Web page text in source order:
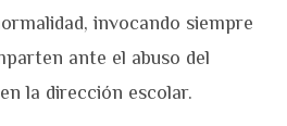
invocando siempre
ante el abuso del
la dirección escolar.